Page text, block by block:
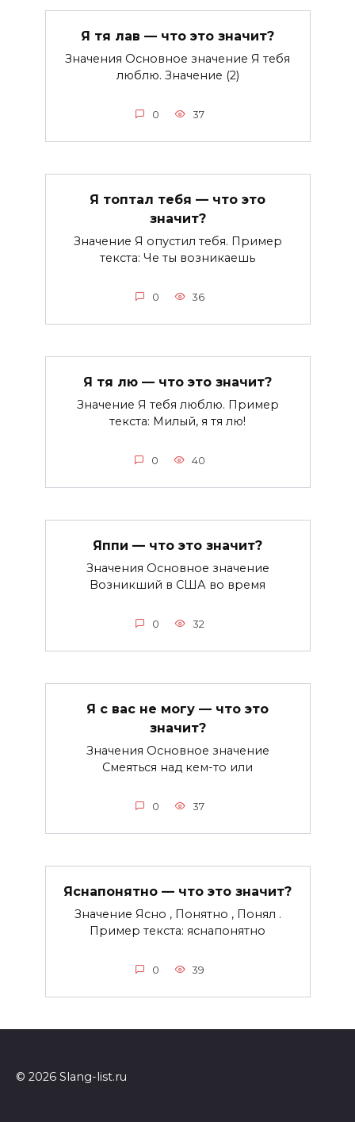
Я тя лав — что это значит?
Значения Основное значение Я тебя
люблю. Значение (2)
0 37
Я топтал тебя — что это
значит?
Значение Я опустил тебя. Пример
текста: Че ты возникаешь
0 36
Я тя лю — что это значит?
Значение Я тебя люблю. Пример
текста: Милый, я тя лю!
0 40
Яппи — что это значит?
Значения Основное значение
Возникший в США во время
0 32
Я с вас не могу — что это
значит?
Значения Основное значение
Смеяться над кем-то или
0 37
Яснапонятно — что это значит?
Значение Ясно , Понятно , Понял .
Пример текста: яснапонятно
0 39
© 2026 Slang-list.ru